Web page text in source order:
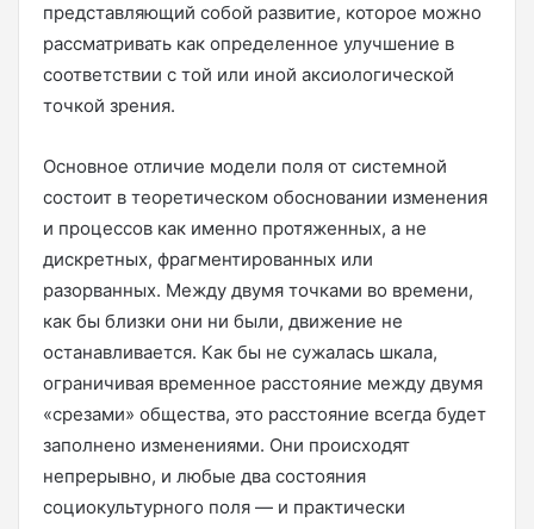
представляющий собой развитие, которое можно
рассматривать как определенное улучшение в
соответствии с той или иной аксиологической
точкой зрения.
Основное отличие модели поля от системной
состоит в теоретическом обосновании изменения
и процессов как именно протяженных, а не
дискретных, фрагментированных или
разорванных. Между двумя точками во времени,
как бы близки они ни были, движение не
останавливается. Как бы не сужалась шкала,
ограничивая временное расстояние между двумя
«срезами» общества, это расстояние всегда будет
заполнено изменениями. Они происходят
непрерывно, и любые два состояния
социокультурного поля — и практически